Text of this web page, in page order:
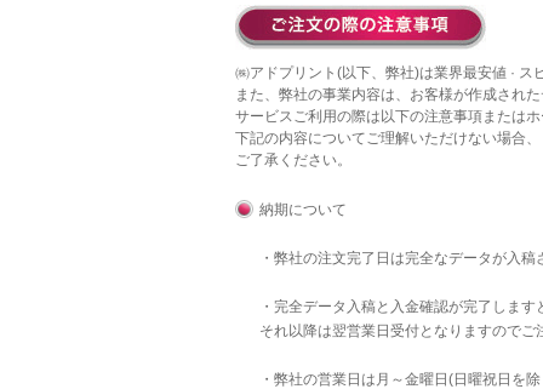
㈱アドプリント(以下、弊社)は業界最安値 ·
また、弊社の事業内容は、お客様が作成され
サービスご利用の際は以下の注意事項または
下記の内容についてご理解いただけない場合
ご了承ください。
納期について
・弊社の注文完了日は完全なデータが入
・完全データ入稿と入金確認が完了しま
それ以降は翌営業日受付となりますのでご
・弊社の営業日は月～金曜日(日曜祝日を